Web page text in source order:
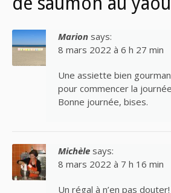
Marion says:
8 mars 2022 à 6 h 27 min
Une assiette bien
pour commencer la
Bonne journée, bises.
Michèle says:
8 mars 2022 à 7 h 16 min
Un régal à n’en pas douter!